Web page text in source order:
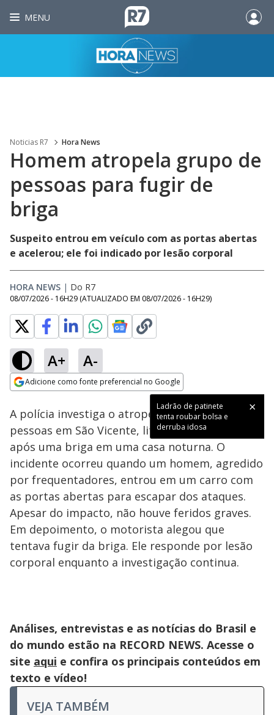
MENU
Noticias R7 Hora News
Homem atropela grupo de
pessoas para fugir de
briga
Suspeito entrou em veículo com as portas abertas
e acelerou; ele foi indicado por lesão corporal
HORA NEWS | Do R7
08/07/2026 - 16H29 (ATUALIZADO EM 08/07/2026 - 16H29)
A+ A-
Adicione como fonte preferencial no Google
Ladrão de patinete
tenta roubar bolsa e
derruba idosa
Ativar
100.00%
A polícia investiga o atropelamento de várias
pessoas em São Vicente, litoral de São Paulo,
após uma briga em uma casa noturna. O
incidente ocorreu quando um homem, agredido
por frequentadores, entrou em um carro com
as portas abertas para escapar dos ataques.
Apesar do impacto, não houve feridos graves.
Em depoimento, o motorista alegou que
tentava fugir da briga. Ele responde por lesão
corporal enquanto a investigação continua.
Análises, entrevistas e as notícias do Brasil e
do mundo estão na RECORD NEWS. Acesse o
site aqui e confira os principais conteúdos em
texto e vídeo!
VEJA TAMBÉM